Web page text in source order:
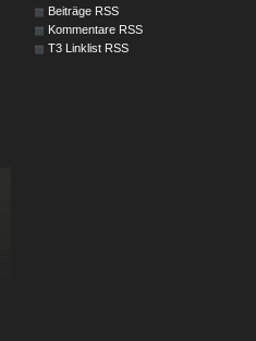
Beiträge RSS
Kommentare RSS
T3 Linklist RSS